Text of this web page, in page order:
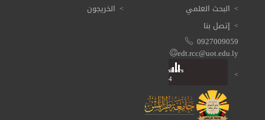
البحث العلمي
الخريجون
إتصل بنا
0927009059
edt.rcc@uot.edu.ly
Total: 3 607 324
Visitors